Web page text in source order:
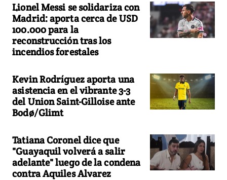
Lionel Messi se solidariza con
Madrid: aporta cerca de USD
100.000 para la
reconstrucción tras los
incendios forestales
Kevin Rodríguez aporta una
asistencia en el vibrante 3-3
del Union Saint-Gilloise ante
Bodø/Glimt
Tatiana Coronel dice que
"Guayaquil volverá a salir
adelante" luego de la condena
contra Aquiles Alvarez